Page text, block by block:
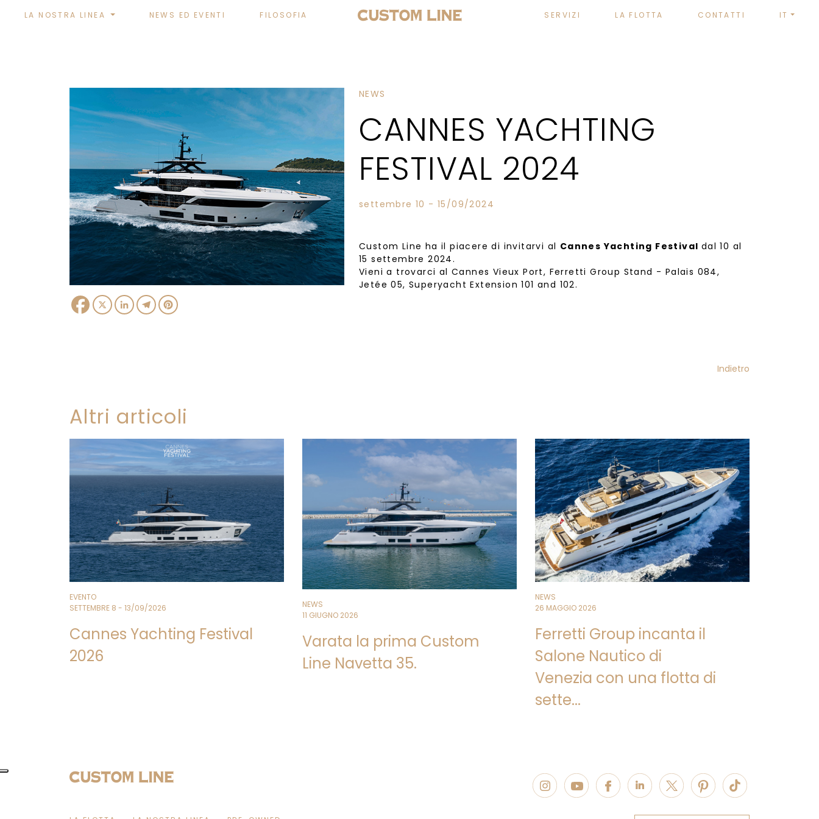
LA NOSTRA LINEA NEWS ED EVENTI FILOSOFIA SERVIZI LA FLOTTA CONTATTI IT
Facebook
X LinkedInTelegram
NEWS
CANNES YACHTING
FESTIVAL 2024
settembre 10 - 15/09/2024
Custom Line ha il piacere di invitarvi al Cannes Yachting Festival dal 10 al
15 settembre 2024.
Vieni a trovarci al Cannes Vieux Port, Ferretti Group Stand - Palais 084,
Jetée 05, Superyacht Extension 101 and 102.
Indietro
Altri articoli
EVENTO
SETTEMBRE 8 - 13/09/2026
Cannes Yachting Festival
2026
NEWS
11 GIUGNO 2026
Varata la prima Custom
Line Navetta 35.
NEWS
26 MAGGIO 2026
Ferretti Group incanta il
Salone Nautico di
Venezia con una flotta di
sette...